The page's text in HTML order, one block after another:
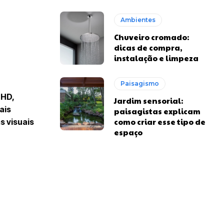
visuais
Ambientes
Chuveiro cromado:
dicas de compra,
instalação e limpeza
Paisagismo
Jardim sensorial:
paisagistas explicam
como criar esse tipo de
espaço